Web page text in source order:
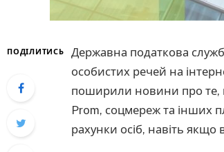
ПОДІЛИТИСЬ
Державна податкова
особистих речей на
поширили новини про те,
Prom, соцмереж та інших
рахунки осіб, навіть